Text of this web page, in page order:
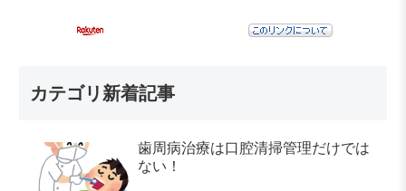
カテゴリ新着記事
歯周病治療は口腔清掃管理だけでは
ない！